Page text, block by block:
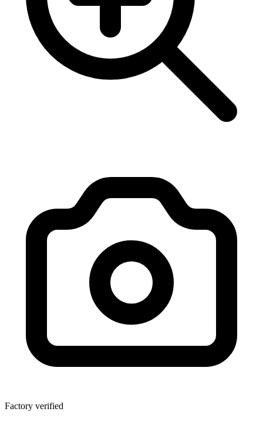
Factory verified